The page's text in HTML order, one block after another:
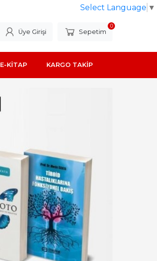
Üye Girişi Sepetim
0
E-KİTAP KARGO TAKİP
Select Language ▼